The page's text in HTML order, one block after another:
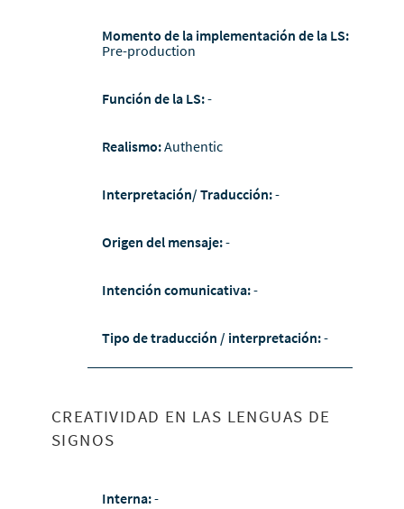
Momento de la implementación de la LS:
Pre-production
Función de la LS:-
Realismo:Authentic
Interpretación/ Traducción:-
Origen del mensaje:-
Intención comunicativa:-
Tipo de traducción / interpretación:-
CREATIVIDAD EN LAS LENGUAS DE
SIGNOS
Interna:-